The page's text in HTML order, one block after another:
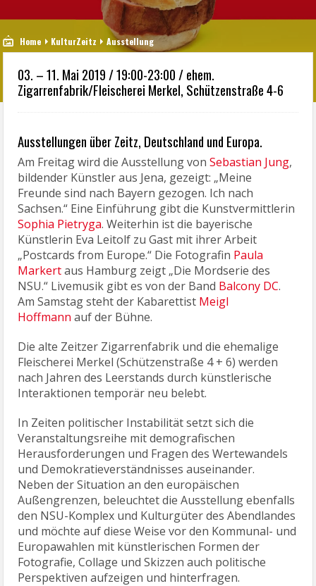
Home KulturZeitz Ausstellung
03. – 11. Mai 2019 / 19:00-23:00 / ehem.
Zigarrenfabrik/Fleischerei Merkel, Schützenstraße 4-6
Ausstellungen über Zeitz, Deutschland und Europa.
Am Freitag wird die Ausstellung vonSebastian Jung,
bildender Künstler aus Jena, gezeigt: „Meine
Freunde sind nach Bayern gezogen. Ich nach
Sachsen.“ Eine Einführung gibt die Kunstvermittlerin
Sophia Pietryga. Weiterhin ist die bayerische
Künstlerin Eva Leitolf zu Gast mit ihrer Arbeit
„Postcards from Europe.“ Die Fotografin Paula
Markertaus Hamburg zeigt „Die Mordserie des
NSU.“ Livemusik gibt es von der Band Balcony DC.
Am Samstag steht der Kabarettist Meigl
Hoffmann auf der Bühne.
Die alte Zeitzer Zigarrenfabrik und die ehemalige
Fleischerei Merkel (Schützenstraße 4 + 6) werden
nach Jahren des Leerstands durch künstlerische
Interaktionen temporär neu belebt.
In Zeiten politischer Instabilität setzt sich die
Veranstaltungsreihe mit demografischen
Herausforderungen und Fragen des Wertewandels
und Demokratieverständnisses auseinander.
Neben der Situation an den europäischen
Außengrenzen, beleuchtet die Ausstellung ebenfalls
den NSU-Komplex und Kulturgüter des Abendlandes
und möchte auf diese Weise vor den Kommunal- und
Europawahlen mit künstlerischen Formen der
Fotografie, Collage und Skizzen auch politische
Perspektiven aufzeigen und hinterfragen.